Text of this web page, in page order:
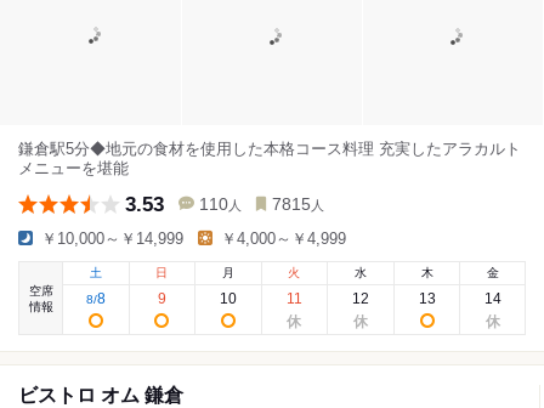
鎌倉駅5分◆地元の食材を使用した本格コース料理 充実したアラカルト
メニューを堪能
3.53 110 人 7815 人
￥10,000～￥14,999 ￥4,000～￥4,999
空席
情報
土
8/8
日
9
月
10
火
11
水
12
木
13
金
14
ビストロ オム 鎌倉